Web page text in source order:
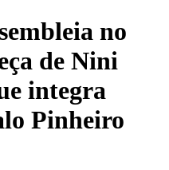
no
de Nini
integra
Pinheiro